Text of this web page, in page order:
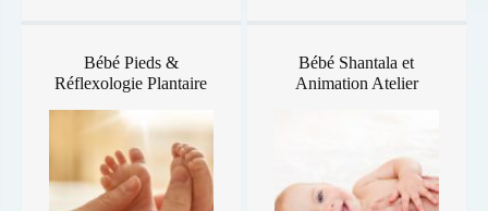
Bébé Pieds &
Réflexologie Plantaire
Bébé Shantala et
Animation Atelier